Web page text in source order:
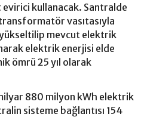
kullanacak. Santralde
vasıtasıyla
mevcut elektrik
elektrik enerjisi elde
ömrü 25 yıl olarak
880 milyon kWh elektrik
sisteme bağlantısı 154